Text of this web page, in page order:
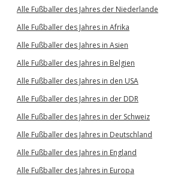
Alle Fußballer des Jahres der Niederlande
Alle Fußballer des Jahres in Afrika
Alle Fußballer des Jahres in Asien
Alle Fußballer des Jahres in Belgien
Alle Fußballer des Jahres in den USA
Alle Fußballer des Jahres in der DDR
Alle Fußballer des Jahres in der Schweiz
Alle Fußballer des Jahres in Deutschland
Alle Fußballer des Jahres in England
Alle Fußballer des Jahres in Europa